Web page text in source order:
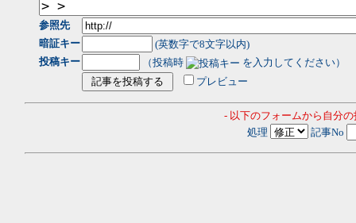
参照先
暗証キー
(英数字で8文字以内)
投稿キー
（投稿時
を入力してください）
プレビュー
- 以下のフォームから自分
処理
記事No